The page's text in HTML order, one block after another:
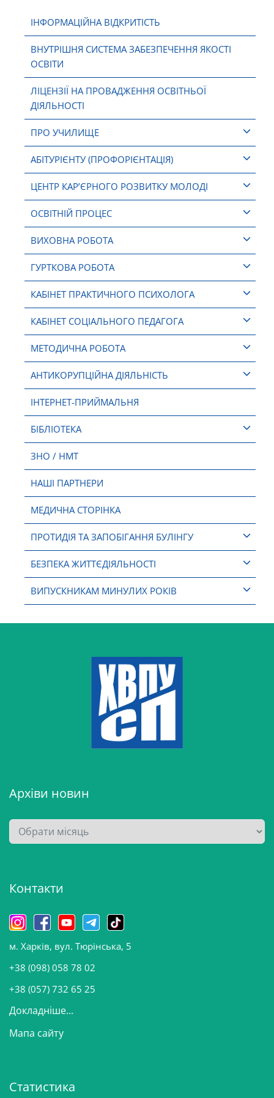
ІНФОРМАЦІЙНА ВІДКРИТІСТЬ
ВНУТРІШНЯ СИСТЕМА ЗАБЕЗПЕЧЕННЯ ЯКОСТІ
ОСВІТИ
ЛІЦЕНЗІЇ НА ПРОВАДЖЕННЯ ОСВІТНЬОЇ
ДІЯЛЬНОСТІ
ПРО УЧИЛИЩЕ
АБІТУРІЄНТУ (ПРОФОРІЄНТАЦІЯ)
ЦЕНТР КАР’ЄРНОГО РОЗВИТКУ МОЛОДІ
ОСВІТНІЙ ПРОЦЕС
ВИХОВНА РОБОТА
ГУРТКОВА РОБОТА
КАБІНЕТ ПРАКТИЧНОГО ПСИХОЛОГА
КАБІНЕТ СОЦІАЛЬНОГО ПЕДАГОГА
МЕТОДИЧНА РОБОТА
АНТИКОРУПЦІЙНА ДІЯЛЬНІСТЬ
ІНТЕРНЕТ-ПРИЙМАЛЬНЯ
БІБЛІОТЕКА
ЗНО / НМТ
НАШІ ПАРТНЕРИ
МЕДИЧНА СТОРІНКА
ПРОТИДІЯ ТА ЗАПОБІГАННЯ БУЛІНГУ
БЕЗПЕКА ЖИТТЄДІЯЛЬНОСТІ
ВИПУСКНИКАМ МИНУЛИХ РОКІВ
Архіви новин
А
р
в
н
о
в
и
Контакти
м. Харків, вул. Тюрінська, 5
+38 (098) 058 78 02
+38 (057) 732 65 25
Докладніше...
Мапа сайту
Статистика